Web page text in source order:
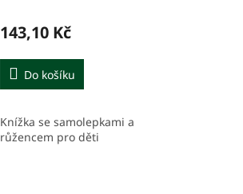
produktu
je
143,10 Kč
Do košíku
Knížka se samolepkami a
růžencem pro děti